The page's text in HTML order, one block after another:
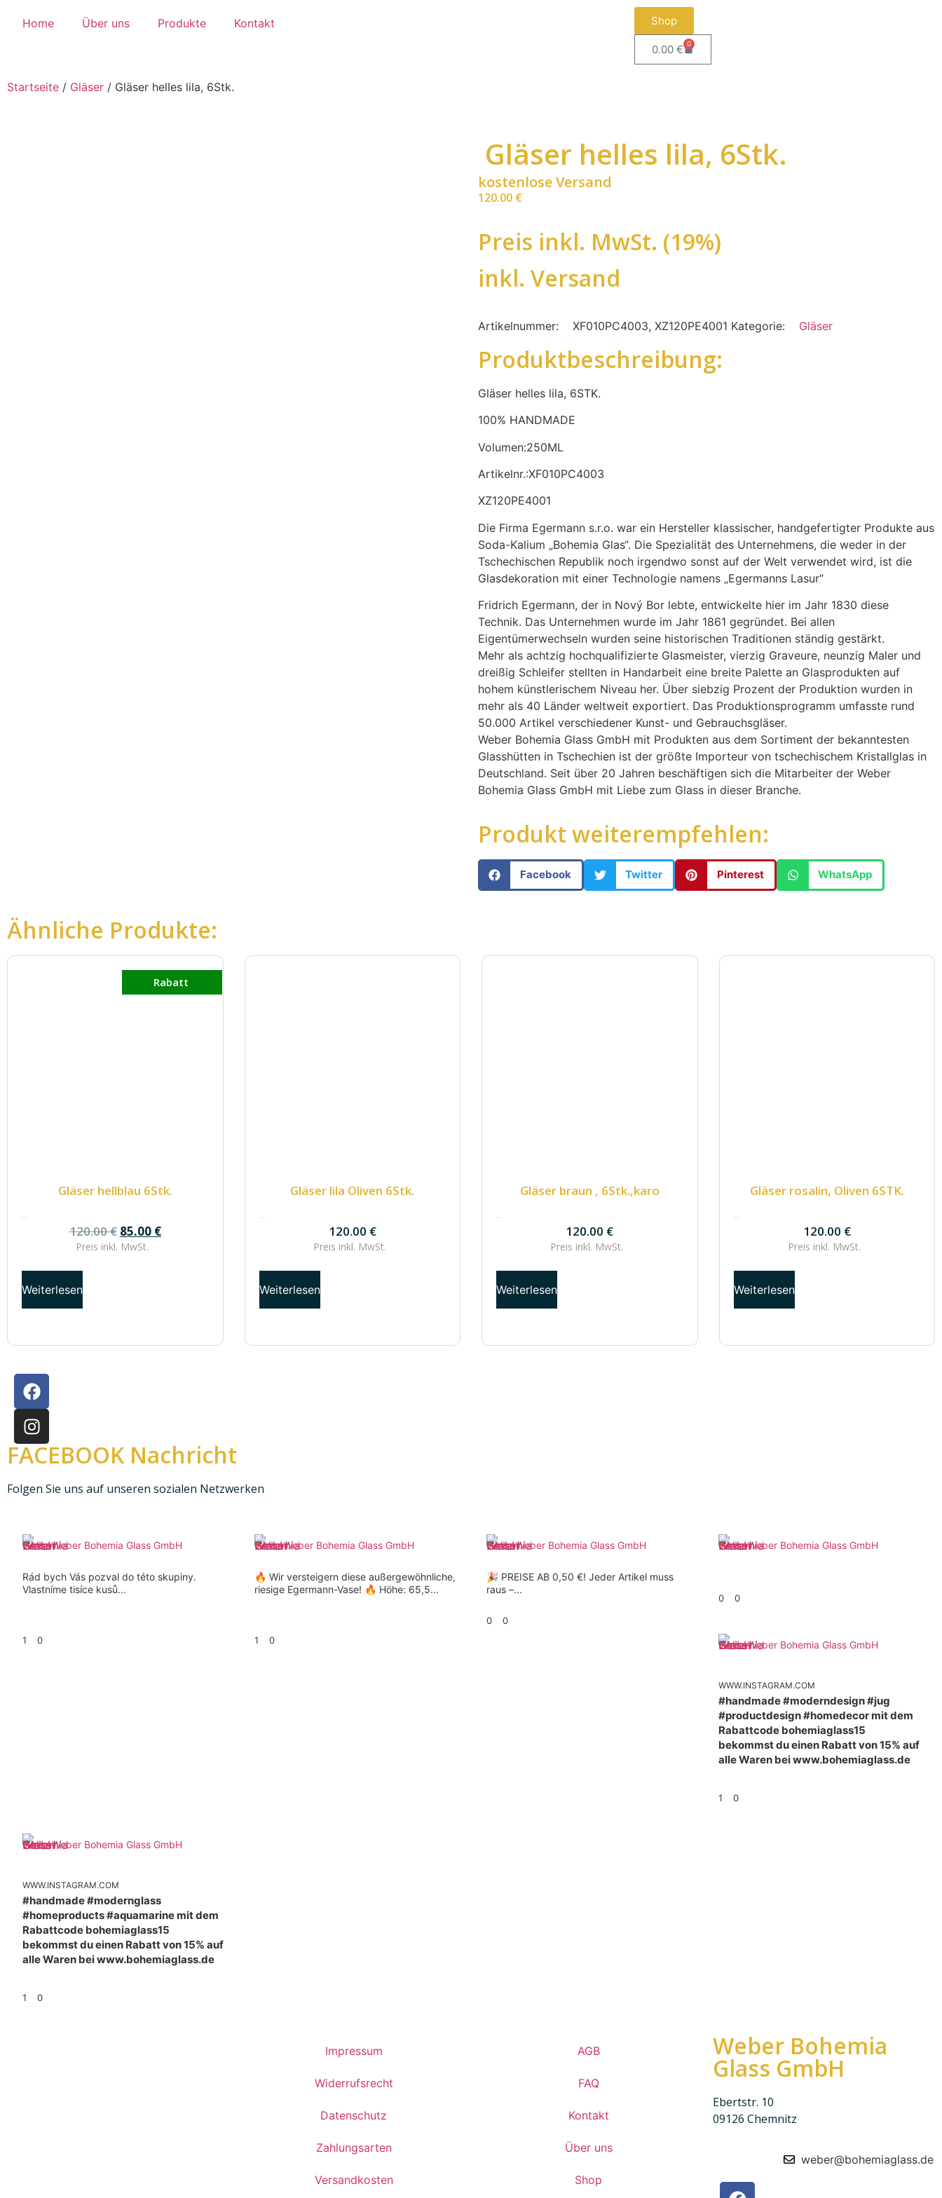
Home Über uns Produkte Kontakt Shop
0.00€ 0
Startseite / Gläser / Gläser helles lila, 6Stk.
Gläser helles lila, 6Stk.
kostenlose Versand
120.00 €
Preis inkl. MwSt. (19%)
inkl. Versand
Artikelnummer: XF010PC4003, XZ120PE4001 Kategorie: Gläser
Produktbeschreibung:
Gläser helles lila, 6STK.
100% HANDMADE
Volumen:250ML
Artikelnr.:XF010PC4003
XZ120PE4001
Die Firma Egermann s.r.o. war ein Hersteller klassischer, handgefertigter Produkte aus
Soda-Kalium „Bohemia Glas“. Die Spezialität des Unternehmens, die weder in der
Tschechischen Republik noch irgendwo sonst auf der Welt verwendet wird, ist die
Glasdekoration mit einer Technologie namens „Egermanns Lasur“
Fridrich Egermann, der in Nový Bor lebte, entwickelte hier im Jahr 1830 diese
Technik. Das Unternehmen wurde im Jahr 1861 gegründet. Bei allen
Eigentümerwechseln wurden seine historischen Traditionen ständig gestärkt.
Mehr als achtzig hochqualifizierte Glasmeister, vierzig Graveure, neunzig Maler und
dreißig Schleifer stellten in Handarbeit eine breite Palette an Glasprodukten auf
hohem künstlerischem Niveau her. Über siebzig Prozent der Produktion wurden in
mehr als 40 Länder weltweit exportiert. Das Produktionsprogramm umfasste rund
50.000 Artikel verschiedener Kunst- und Gebrauchsgläser.
Weber Bohemia Glass GmbH mit Produkten aus dem Sortiment der bekanntesten
Glasshütten in Tschechien ist der größte Importeur von tschechischem Kristallglas in
Deutschland. Seit über 20 Jahren beschäftigen sich die Mitarbeiter der Weber
Bohemia Glass GmbH mit Liebe zum Glass in dieser Branche.
Produkt weiterempfehlen:
Facebook Twitter Pinterest WhatsApp
Ähnliche Produkte:
Rabatt
Gläser hellblau 6Stk.
120.00€ 85.00 €
Preis inkl. MwSt.
Weiterlesen
Gläser lila Oliven 6Stk.
120.00 €
Preis inkl. MwSt.
Weiterlesen
Gläser braun , 6Stk.,karo
120.00 €
Preis inkl. MwSt.
Weiterlesen
Gläser rosalin, Oliven 6STK.
120.00 €
Preis inkl. MwSt.
Weiterlesen
FACEBOOK Nachricht
Folgen Sie uns auf unseren sozialen Netzwerken
Weber Bohemia Glass GmbH
Rád bych Vás pozval do této skupiny.
Vlastníme tisíce kusů...
1 0
Weber Bohemia Glass GmbH
🔥 Wir versteigern diese außergewöhnliche,
riesige Egermann-Vase! 🔥 Höhe: 65,5...
1 0
Weber Bohemia Glass GmbH
🎉 PREISE AB 0,50 €! Jeder Artikel muss
raus –...
0 0
Weber Bohemia Glass GmbH
0 0
Weber Bohemia Glass GmbH
WWW.INSTAGRAM.COM
#handmade #moderndesign #jug
#productdesign #homedecor mit dem
Rabattcode bohemiaglass15
bekommst du einen Rabatt von 15% auf
alle Waren bei www.bohemiaglass.de
1 0
Weber Bohemia Glass GmbH
WWW.INSTAGRAM.COM
#handmade #modernglass
#homeproducts #aquamarine mit dem
Rabattcode bohemiaglass15
bekommst du einen Rabatt von 15% auf
alle Waren bei www.bohemiaglass.de
1 0
Impressum
Widerrufsrecht
Datenschutz
Zahlungsarten
Versandkosten
AGB
FAQ
Kontakt
Über uns
Shop
Weber Bohemia
Glass GmbH
Ebertstr. 10
09126 Chemnitz
weber@bohemiaglass.de